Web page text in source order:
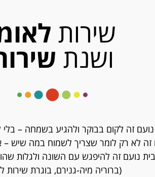
שירות
ושנת
זה לקום בבוקר ולהגיע בשמחה – בלי
זה לא רק לומר שצריך לשמוח במה שיש
בית נועם זה להיפגש עם השונה ולגלות
(ברוריה מיה-גנירם, בוגרת שירות